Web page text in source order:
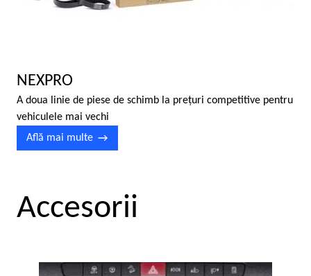
NEXPRO
A doua linie de piese de schimb la preţuri competitive pentru
vehiculele mai vechi
Află mai multe
Accesorii